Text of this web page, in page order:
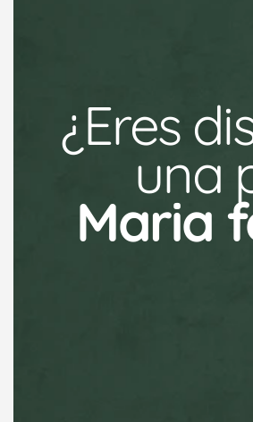
¿Eres
una
Maria